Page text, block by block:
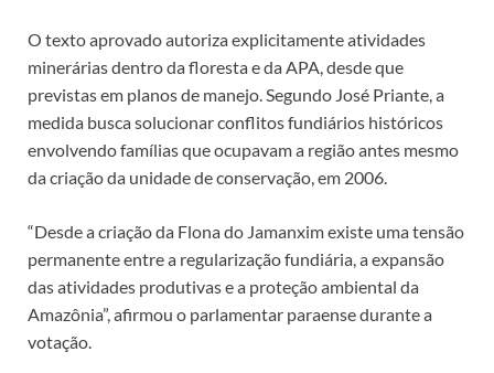
O texto aprovado autoriza explicitamente atividades
minerárias dentro da floresta e da APA, desde que
previstas em planos de manejo. Segundo José Priante, a
medida busca solucionar conflitos fundiários históricos
envolvendo famílias que ocupavam a região antes mesmo
da criação da unidade de conservação, em 2006.
“Desde a criação da Flona do Jamanxim existe uma tensão
permanente entre a regularização fundiária, a expansão
das atividades produtivas e a proteção ambiental da
Amazônia”, afirmou o parlamentar paraense durante a
votação.